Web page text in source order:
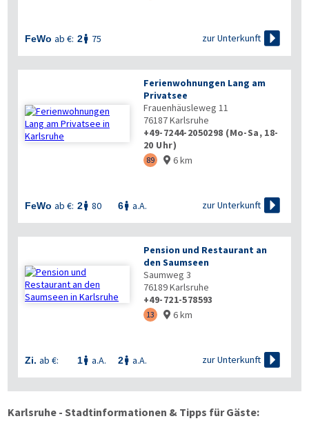
FeWo ab €: 2 75 zur Unterkunft 
Ferienwohnungen Lang am
Privatsee
Frauenhäusleweg 11
76187Karlsruhe
+49-7244-2050298 (Mo-Sa, 18-
20 Uhr)
89  6 km
FeWo ab €: 2 80 6 a.A. zur Unterkunft 
Pension und Restaurant an
den Saumseen
Saumweg 3
76189Karlsruhe
+49-721-578593
13  6 km
Zi. ab €: 1 a.A. 2 a.A. zur Unterkunft 
Karlsruhe - Stadtinformationen & Tipps für Gäste: